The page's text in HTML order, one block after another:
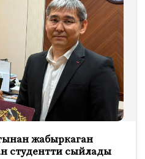
жабыркаган
студентти сыйлады